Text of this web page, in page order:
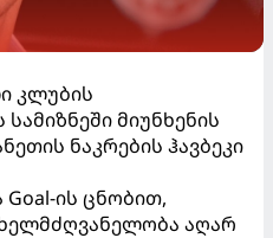
კლუბის
მიუნხენის
ნაკრების ჰავბეკი
ის ცნობით,
აღარ